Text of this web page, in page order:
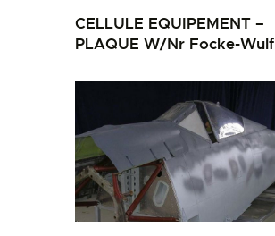
CELLULE EQUIPEMENT –
PLAQUE W/Nr Focke-Wulf